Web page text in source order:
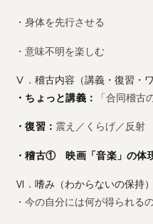
・身体を先行させる
・意味不明を楽しむ
Ⅴ．稽古内容（講義・復習・ワ
・ちょっと講義：
「合同稽古
・復習： 震え／くらげ／反射
・稽古① 映画「音楽」の体
Ⅵ．嗜み（わからないの保持）
・今の自分には何が得られる